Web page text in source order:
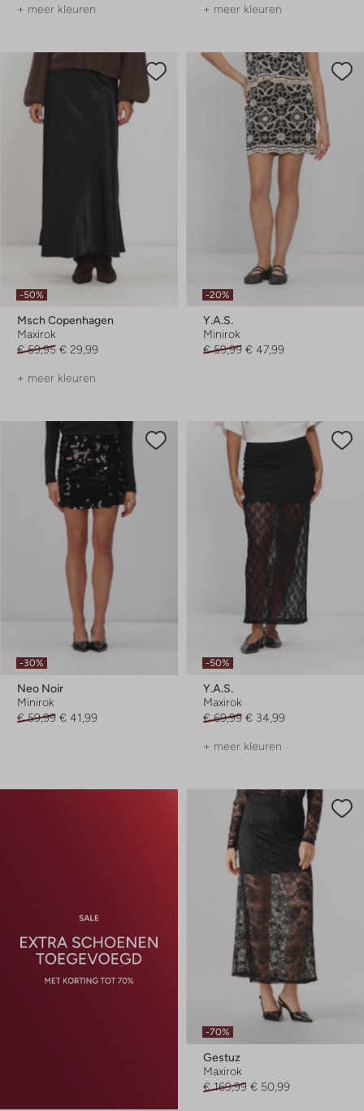
+ meer kleuren + meer kleuren
-50%
Msch Copenhagen
Maxirok
€ 59,95 € 29,99
+ meer kleuren
-20%
Y.a.s.
Minirok
€ 59,99 € 47,99
-30%
Neo Noir
Minirok
€ 59,99 € 41,99
-50%
Y.a.s.
Maxirok
€ 69,99 € 34,99
+ meer kleuren
-70%
Gestuz
Maxirok
€ 169,99 € 50,99